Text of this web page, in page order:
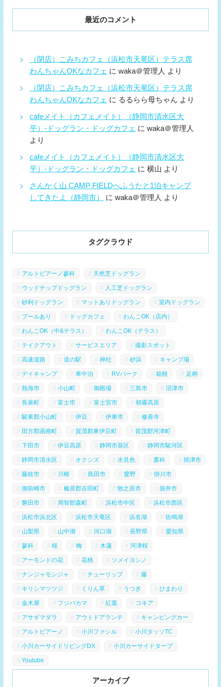
最近のコメント
（閉店）こみちカフェ（浜松市天竜区）テラス席
わんちゃんOKなカフェ に waka＠管理人 より
（閉店）こみちカフェ（浜松市天竜区）テラス席
わんちゃんOKなカフェ に るるらら母ちゃん より
cafeメイト（カフェメイト）（静岡市清水区大
平）-ドッグラン・ドッグカフェ に waka＠管理人
より
cafeメイト（カフェメイト）（静岡市清水区大
平）-ドッグラン・ドッグカフェ に 横山 より
さんかく山 CAMP FIELDへふうたと1泊キャンプ
してきたよ（静岡市）
に waka＠管理人 より
タグクラウド
アルトピアーノ蓼科 天然芝ドッグラン
ウッドチップドッグラン 人工芝ドッグラン
砂利ドッグラン マットありドッグラン 室内ドッグラン
プールあり ドッグカフェ わんこOK（店内）
わんこOK（中&テラス） わんこOK（テラス）
テイクアウト サービスエリア 撮影スポット
高速道路 道の駅 神社 砂浜 キャンプ場
デイキャンプ 車中泊 RVパーク 箱根 足柄
熱海市 小山町 御殿場 三島市 沼津市
長泉町 富士市 富士宮市 朝霧高原
駿東郡小山町 伊豆 伊東市 修善寺
田方郡函南町 賀茂郡東伊豆町 賀茂郡河津町
下田市 伊豆高原 静岡市葵区 静岡市駿河区
静岡市清水区 オクシズ 水見色 藁科 焼津市
藤枝市 川根 島田市 愛野 掛川市
御前崎市 榛原郡吉田町 牧之原市 袋井市
磐田市 周智郡森町 浜松市中区 浜松市西区
浜松市浜北区 浜松市天竜区 浜名湖 佐鳴湖
山梨県 山中湖 河口湖 長野県 愛知県
蓼科 桜 梅 木蓮 河津桜
アーモンドの花 花桃 ソメイヨシノ
ナンジャモンジャ チューリップ 藤
キリシマツツジ くりん草 うつぎ ひまわり
金木犀 フジバカマ 紅葉 コキア
アサギマダラ アウトドアランチ キャンピングカー
アルトピアーノ 小川ファシル 小川タッソTC
小川カーサイドリビングDX 小川カーサイドタープ
Youtube
アーカイブ